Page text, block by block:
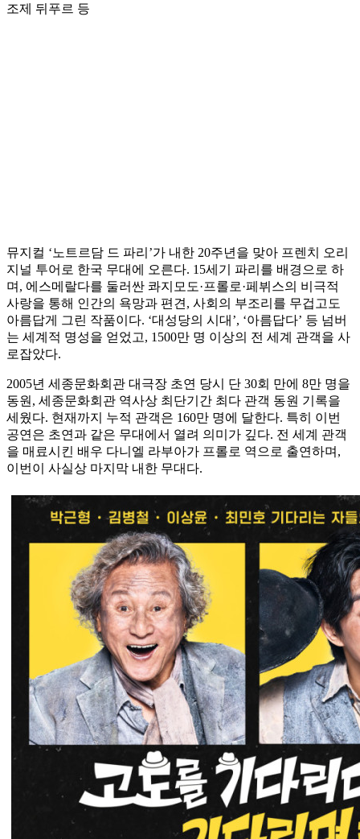
조제 뒤푸르 등
뮤지컬 ‘노트르담 드 파리’가 내한 20주년을 맞아 프렌치 오리
지널 투어로 한국 무대에 오른다. 15세기 파리를 배경으로 하
며, 에스메랄다를 둘러싼 콰지모도·프롤로·페뷔스의 비극적
사랑을 통해 인간의 욕망과 편견, 사회의 부조리를 무겁고도
아름답게 그린 작품이다. ‘대성당의 시대’, ‘아름답다’ 등 넘버
는 세계적 명성을 얻었고, 1500만 명 이상의 전 세계 관객을 사
로잡았다.
2005년 세종문화회관 대극장 초연 당시 단 30회 만에 8만 명을
동원, 세종문화회관 역사상 최단기간 최다 관객 동원 기록을
세웠다. 현재까지 누적 관객은 160만 명에 달한다. 특히 이번
공연은 초연과 같은 무대에서 열려 의미가 깊다. 전 세계 관객
을 매료시킨 배우 다니엘 라부아가 프롤로 역으로 출연하며,
이번이 사실상 마지막 내한 무대다.